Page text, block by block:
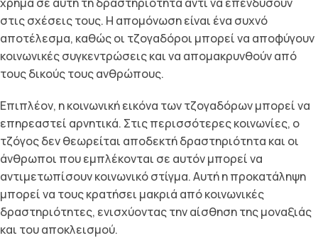
στις σχέσεις τους. Η απομόνωση είναι ένα συχνό
αποτέλεσμα, καθώς οι τζογαδόροι μπορεί να αποφύγουν
κοινωνικές συγκεντρώσεις και να απομακρυνθούν από
τους δικούς τους ανθρώπους.
Επιπλέον, η κοινωνική εικόνα των τζογαδόρων μπορεί να
επηρεαστεί αρνητικά. Στις περισσότερες κοινωνίες, ο
τζόγος δεν θεωρείται αποδεκτή δραστηριότητα και οι
άνθρωποι που εμπλέκονται σε αυτόν μπορεί να
αντιμετωπίσουν κοινωνικό στίγμα. Αυτή η προκατάληψη
μπορεί να τους κρατήσει μακριά από κοινωνικές
δραστηριότητες, ενισχύοντας την αίσθηση της μοναξιάς
και του αποκλεισμού.